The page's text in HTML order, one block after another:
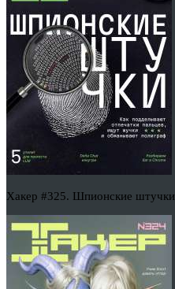
Хакер #325. Шпионские штучки